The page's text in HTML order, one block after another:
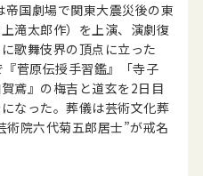
国劇場で関東大震災後の東
滝太郎作）を上演、演劇復
歌舞伎界の頂点に立った
菅原伝授手習鑑』「寺子
鳶』の梅吉と道玄を2日目
なった。葬儀は芸術文化葬
術院六代菊五郎居士”が戒名